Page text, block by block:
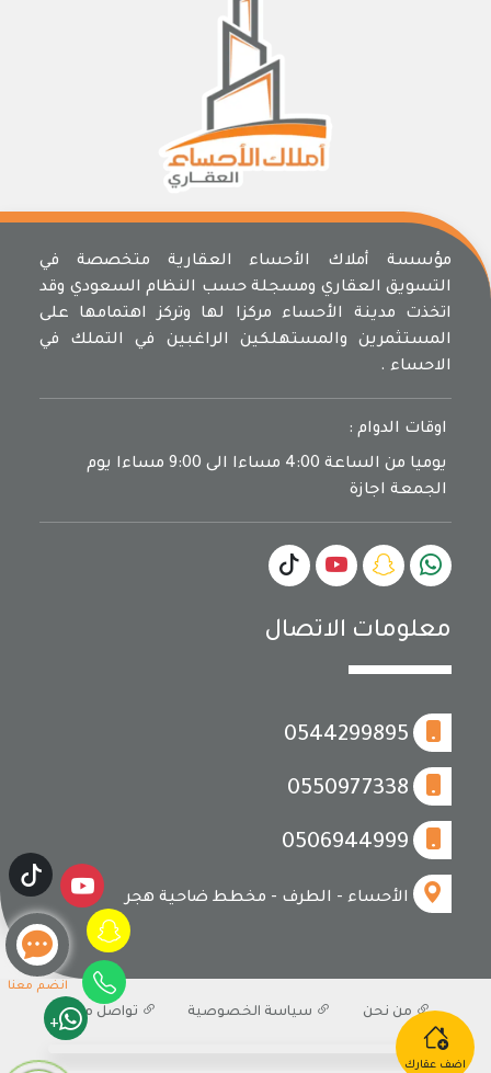
مؤسسة أملاك الأحساء العقارية متخصصة في
التسويق العقاري ومسجلة حسب النظام السعودي وقد
اتخذت مدينة الأحساء مركزا لها وتركز اهتمامها على
المستثمرين والمستهلكين الراغبين في التملك في
الاحساء .
اوقات الدوام :
يوميا من الساعة 4:00 مساءا الى 9:00 مساءا يوم
الجمعة اجازة
معلومات الاتصال
0544299895
0550977338
0506944999
الأحساء - الطرف - مخطط ضاحية هجر
من نحن سياسة الخصوصية تواصل معنا
انضم معنا
+
اضف عقارك